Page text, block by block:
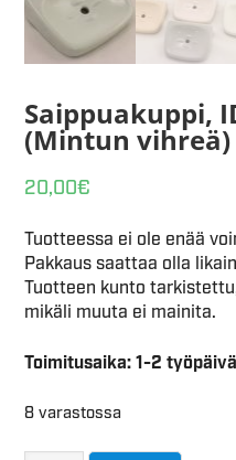
Saippuakuppi,
(Mintun vihreä)
20,00€
Tuotteessa ei ole enää
Pakkaus saattaa olla
Tuotteen kunto
mikäli muuta ei mainita.
Toimitusaika: 1-2
8 varastossa